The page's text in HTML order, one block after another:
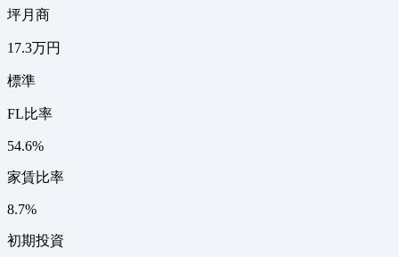
坪月商
17.3万円
標準
FL比率
54.6%
家賃比率
8.7%
初期投資